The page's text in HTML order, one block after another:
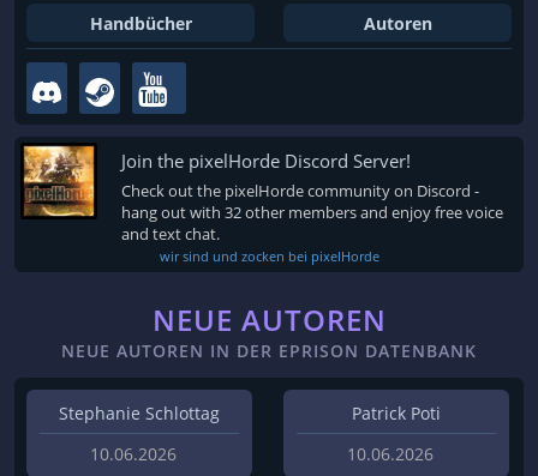
Handbücher
Autoren
Join the pixelHorde Discord Server!
Check out the pixelHorde community on Discord -
hang out with 32 other members and enjoy free voice
and text chat.
wir sind und zocken bei pixelHorde
NEUE AUTOREN
NEUE AUTOREN IN DER EPRISON DATENBANK
Stephanie Schlottag
10.06.2026
Patrick Poti
10.06.2026